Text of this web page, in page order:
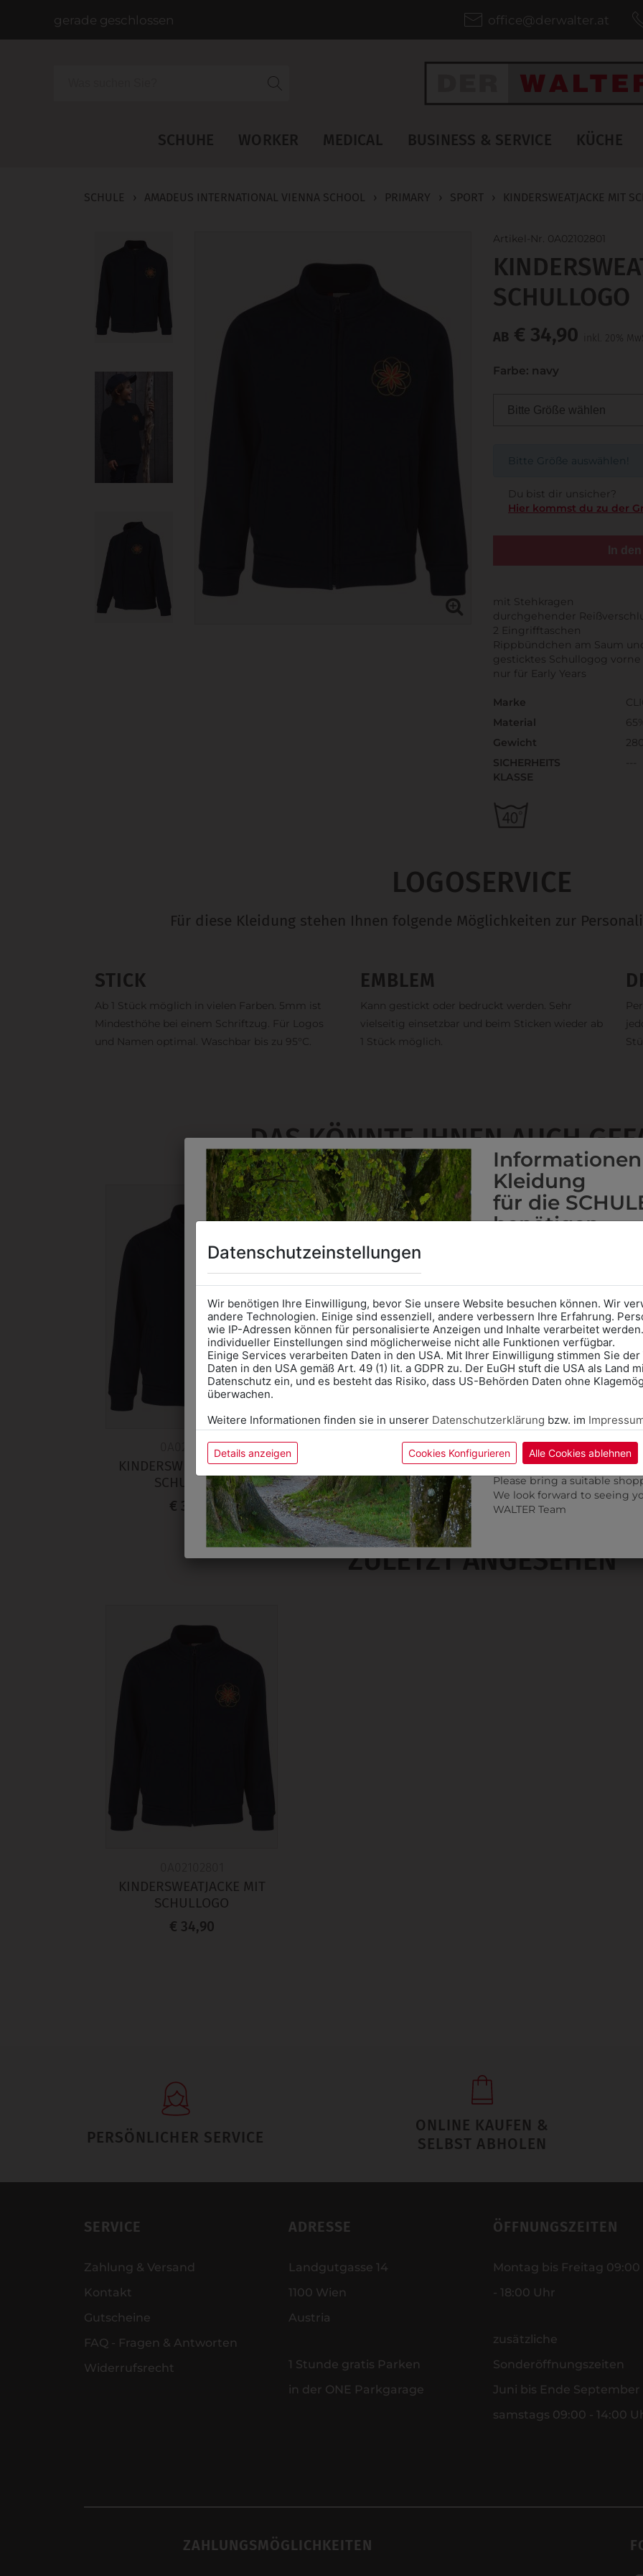
gerade geschlossen office@derwalter.at
SCHUHE WORKER MEDICAL BUSINESS & SERVICE KÜCHE
SCHULE › AMADEUS INTERNATIONAL VIENNA SCHOOL › PRIMARY › SPORT › KINDERSWEATJACKE MIT
Artikel-Nr. 0A02102801
SCHULLOGO
AB € 34,90 inkl. 20%
Farbe: navy
Bitte Größe auswählen!
Du bist dir unsicher?
Hier kommst du zu der
In
mit Stehkragen
durchgehender
2 Eingrifftaschen
Rippbündchen am Saum
gesticktes Schullogog
nur für Early Years
Marke
Material
Gewicht
SICHERHEITS
KLASSE
LOGOSERVICE
Für diese Kleidung stehen Ihnen folgende Möglichkeiten zur
STICK
Ab 1 Stück möglich in vielen Farben. 5mm ist
Mindesthöhe bei einem Schriftzug. Für Logos
und Namen optimal. Waschbar bis zu 95°C.
EMBLEM
Kann gestickt oder bedruckt werden. Sehr
vielseitig einsetzbar und beim Sticken wieder ab
1 Stück möglich.
DAS KÖNNTE IHNEN AUCH
0A02102801
KINDERSWEATJACKE MIT
SCHULLOGO
€ 34,90
0ATSWEISS
KINDER TURNSHIRT WEISS M
IT SCHULLOGO
€ 16,90
0APOLOKANAVY
KINDERPOLO
NAVY MIT
€ 22,90
ZULETZT ANGESEHEN
KINDERSWEATJACKE MIT
SCHULLOGO
€ 34,90
PERSÖNLICHER SERVICE
ONLINE KAUFEN &
SELBST ABHOLEN
SERVICE
Zahlung & Versand
Kontakt
Gutscheine
FAQ - Fragen & Antworten
Widerrufsrecht
ADRESSE
Landgutgasse 14
1100 Wien
Austria
1 Stunde gratis Parken
in der ONE Parkgarage
ÖFFNUNGSZEITEN
Montag bis Freitag 09:00
- 18:00 Uhr
zusätzliche
Sonderöffnungszeiten
Juni bis Ende September
samstags 09:00 - 14:00
ZAHLUNGSMÖGLICHKEITEN
Datenschutzeinstellungen
Wir benötigen Ihre Einwilligung, bevor Sie unsere Website besuchen können. Wir
andere Technologien. Einige sind essenziell, andere verbessern Ihre Erfahrung.
wie IP-Adressen können für personalisierte Anzeigen und Inhalte verarbeitet
individueller Einstellungen sind möglicherweise nicht alle Funktionen verfügbar.
Einige Services verarbeiten Daten in den USA. Mit Ihrer Einwilligung stimmen Sie
Daten in den USA gemäß Art. 49 (1) lit. a GDPR zu. Der EuGH stuft die USA als Land
Datenschutz ein, und es besteht das Risiko, dass US-Behörden Daten ohne
überwachen.
Weitere Informationen finden sie in unserer Datenschutzerklärung bzw. im
Details anzeigen Cookies Konfigurieren Alle Cookies ablehnen
Kleidung
für die
benötigen
AnprobeVorort im
das Kalendersymbol.
Ohne Termin kann es zu
Bitte nehmen Sie eine
für Ihren Einkauf mit.
Wir freuen uns - Das
correct school.
calendar icon.
Without an appointment,
Please bring a suitable
We look forward to seeing
WALTER Team